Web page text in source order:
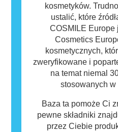
kosmetyków.
ustalić, które
COSMILE Europe
Cosmetics
kosmetycznych,
zweryfikowane i
na temat niemal
stosowanych w
Baza ta pomoże Ci
pewne składniki
przez Ciebie